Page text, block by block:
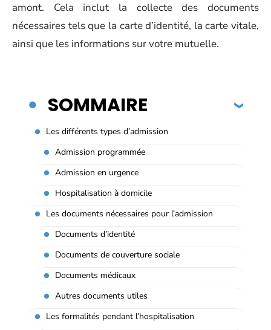
amont. Cela inclut la collecte des documents
nécessaires tels que la carte d’identité, la carte vitale,
ainsi que les informations sur votre mutuelle.
SOMMAIRE
Les différents types d’admission
Admission programmée
Admission en urgence
Hospitalisation à domicile
Les documents nécessaires pour l’admission
Documents d’identité
Documents de couverture sociale
Documents médicaux
Autres documents utiles
Les formalités pendant l’hospitalisation